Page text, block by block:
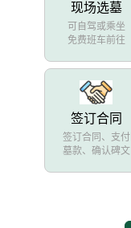
现场选墓
可自驾或乘坐
免费班车前往
签订合同
签订合同、支付
墓款、确认碑文